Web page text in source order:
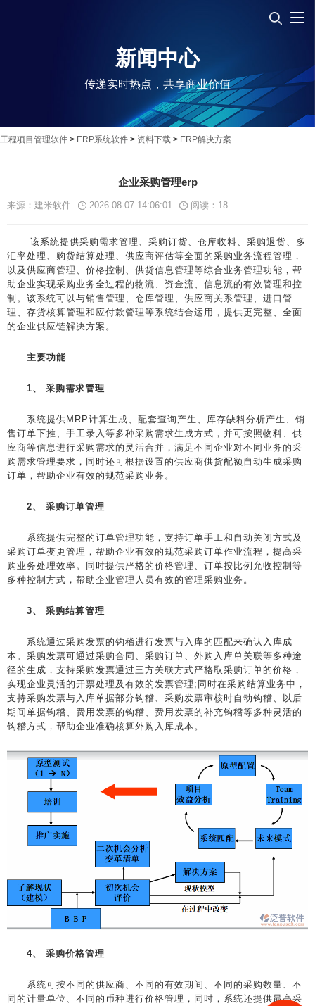
新闻中心
传递实时热点，共享商业价值
工程项目管理软件 > ERP系统软件 > 资料下载 > ERP解决方案
企业采购管理erp
来源：建米软件 2026-08-07 14:06:01 阅读： 18
该系统提供采购需求管理、采购订货、仓库收料、采购退货、多
汇率处理、购货结算处理、供应商评估等全面的采购业务流程管理，
以及供应商管理、价格控制、供货信息管理等综合业务管理功能，帮
助企业实现采购业务全过程的物流、资金流、信息流的有效管理和控
制。该系统可以与销售管理、仓库管理、供应商关系管理、进口管
理、存货核算管理和应付款管理等系统结合运用，提供更完整、全面
的企业供应链解决方案。
主要功能
1、 采购需求管理
系统提供MRP计算生成、配套查询产生、库存缺料分析产生、销
售订单下推、手工录入等多种采购需求生成方式，并可按照物料、供
应商等信息进行采购需求的灵活合并，满足不同企业对不同业务的采
购需求管理要求，同时还可根据设置的供应商供货配额自动生成采购
订单，帮助企业有效的规范采购业务。
2、 采购订单管理
系统提供完整的订单管理功能，支持订单手工和自动关闭方式及
采购订单变更管理，帮助企业有效的规范采购订单作业流程，提高采
购业务处理效率。同时提供严格的价格管理、订单按比例允收控制等
多种控制方式，帮助企业管理人员有效的管理采购业务。
3、 采购结算管理
系统通过采购发票的钩稽进行发票与入库的匹配来确认入库成
本。采购发票可通过采购合同、采购订单、外购入库单关联等多种途
径的生成，支持采购发票通过三方关联方式严格取采购订单的价格，
实现企业灵活的开票处理及有效的发票管理;同时在采购结算业务中，
支持采购发票与入库单据部分钩稽、采购发票审核时自动钩稽、以后
期间单据钩稽、费用发票的钩稽、费用发票的补充钩稽等多种灵活的
钩稽方式，帮助企业准确核算外购入库成本。
4、 采购价格管理
系统可按不同的供应商、不同的有效期间、不同的采购数量、不
同的计量单位、不同的币种进行价格管理，同时，系统还提供最高采